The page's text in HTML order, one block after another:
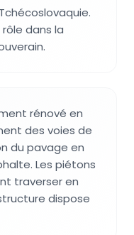
dans la
rénové en
des voies de
du pavage en
Les piétons
traverser en
dispose